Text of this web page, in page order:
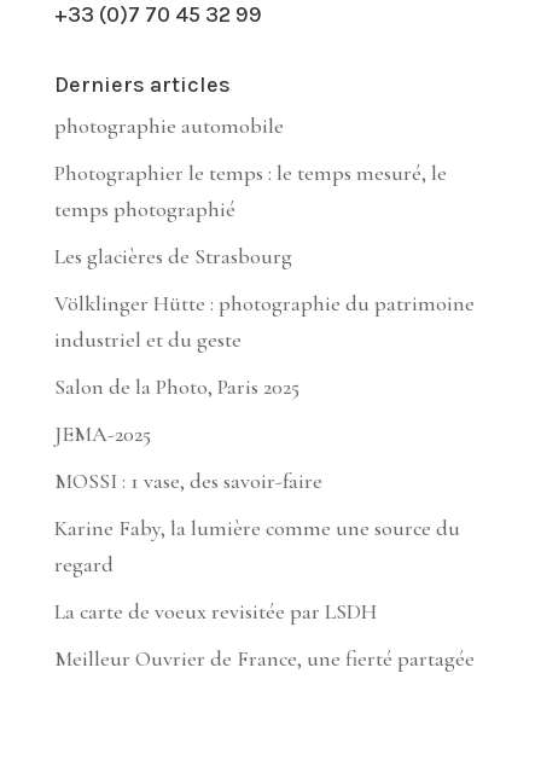
+33 (0)7 70 45 32 99
Derniers articles
photographie automobile
Photographier le temps : le temps mesuré, le
temps photographié
Les glacières de Strasbourg
Völklinger Hütte : photographie du patrimoine
industriel et du geste
Salon de la Photo, Paris 2025
JEMA-2025
MOSSI : 1 vase, des savoir-faire
Karine Faby, la lumière comme une source du
regard
La carte de voeux revisitée par LSDH
Meilleur Ouvrier de France, une fierté partagée